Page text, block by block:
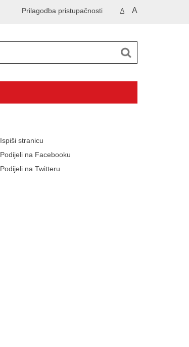
A A
Prilagodba pristupačnosti
Ispiši stranicu
Podijeli na Facebooku
Podijeli na Twitteru